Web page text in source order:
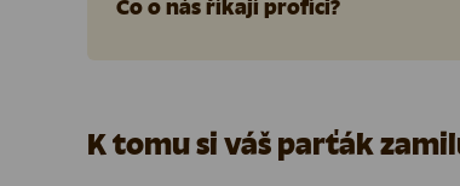
Co o nás říkají profíci?
K tomu si váš parťák